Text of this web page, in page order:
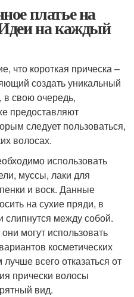
платье на
на каждый
что короткая прическа –
создать уникальный
в свою очередь,
предоставляют
следует пользоваться,
волосах.
использовать
муссы, лаки для
и воск. Данные
на сухие пряди, в
слипнутся между собой.
могут использовать
косметических
всего отказаться от
прически волосы
вид.